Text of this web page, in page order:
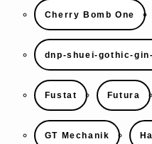
Cherry Bomb One
dnp-shuei-gothic-
Fustat Futura
GT Mechanik